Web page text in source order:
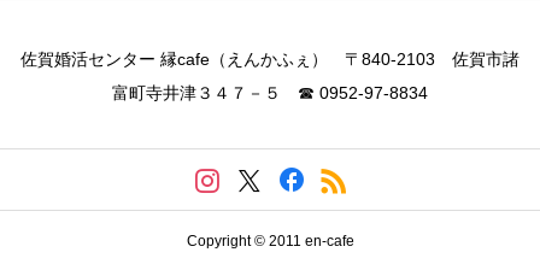
佐賀婚活センター 縁cafe（えんかふぇ） 〒840-2103 佐賀市諸
富町寺井津３４７－５ ☎ 0952-97-8834
Copyright © 2011 en-cafe